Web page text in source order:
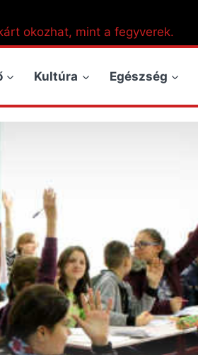
okozhat, mint a fegyverek.
Kultúra Egészség